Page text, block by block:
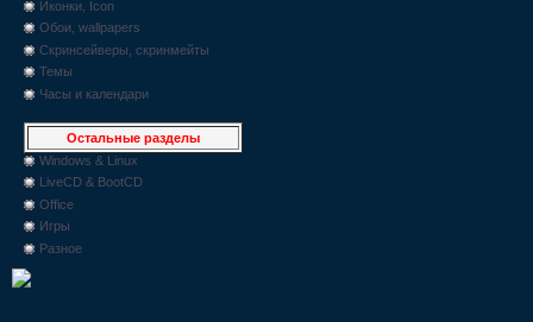
Иконки, Icon
Обои, wallpapers
Скринсейверы, скринмейты
Темы
Часы и календари
Остальные разделы
Windows & Linux
LiveCD & BootCD
Office
Игры
Разное